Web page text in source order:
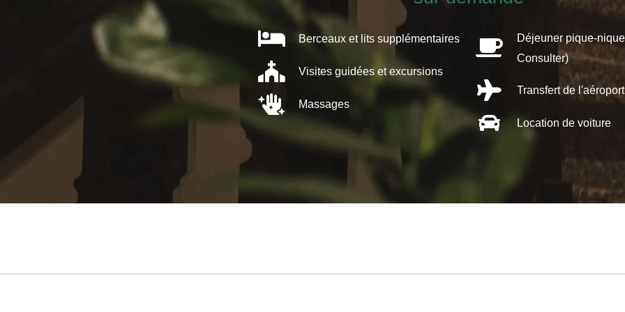
Berceaux et lits supplémentaires
Visites guidées et excursions
Massages
Déjeuner pique-
Consulter)
Transfert de l'aéroport
Location de voiture